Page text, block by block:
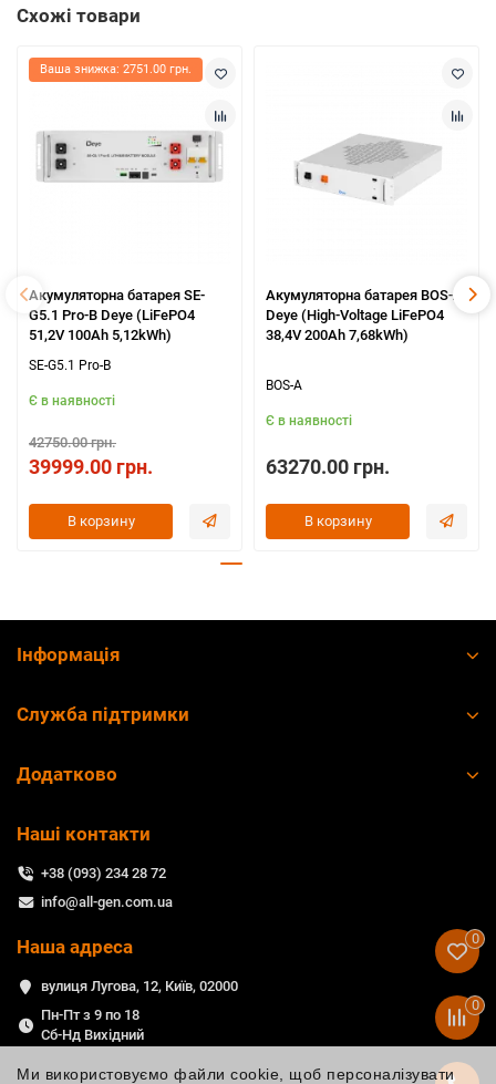
Схожі товари
Ваша знижка: 2751.00 грн.
Акумуляторна батарея SE-
G5.1 Pro-B Deye (LiFePO4
51,2V 100Ah 5,12kWh)
SE-G5.1 Pro-B
Є в наявності
42750.00 грн.
39999.00 грн.
В корзину
Акумуляторна батарея BOS-A
Deye (High-Voltage LiFePO4
38,4V 200Ah 7,68kWh)
BOS-A
Є в наявності
63270.00 грн.
В корзину
Ми використовуємо файли cookie, щоб персоналізувати
Інформація
Служба підтримки
Додатково
Наші контакти
+38 (093) 234 28 72
info@all-gen.com.ua
Наша адреса
вулиця Лугова, 12, Київ, 02000
Пн-Пт з 9 по 18
Сб-Нд Вихідний
0
0